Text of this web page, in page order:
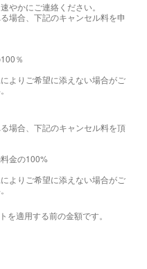
やかにご連絡ください。
場合、下記のキャンセル料を申
％
よりご希望に添えない場合がご
場合、下記のキャンセル料を頂
金の100%
よりご希望に添えない場合がご
を適用する前の金額です。